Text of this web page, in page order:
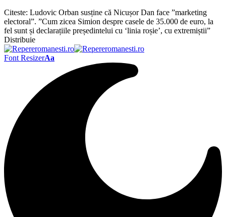
Citeste: Ludovic Orban susține că Nicușor Dan face ”marketing
electoral”. ”Cum zicea Simion despre casele de 35.000 de euro, la
fel sunt și declarațiile președintelui cu ‘linia roșie’, cu extremiștii”
Distribuie
Font ResizerAa